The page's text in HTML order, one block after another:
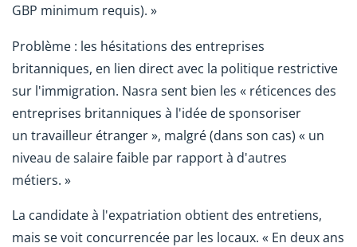
GBP minimum requis). »
Problème : les hésitations des entreprises
britanniques, en lien direct avec la politique restrictive
sur l'immigration. Nasra sent bien les « réticences des
entreprises britanniques à l'idée de sponsoriser
un travailleur étranger », malgré (dans son cas) « un
niveau de salaire faible par rapport à d'autres
métiers. »
La candidate à l'expatriation obtient des entretiens,
mais se voit concurrencée par les locaux. « En deux ans